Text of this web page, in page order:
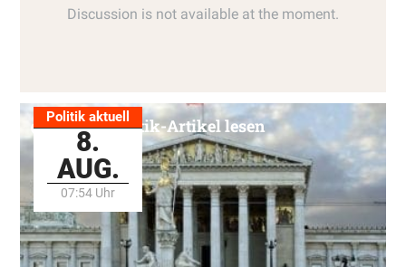
Politik aktuell
8.
AUG.
07:54 Uhr
Alle Politik-Artikel lesen